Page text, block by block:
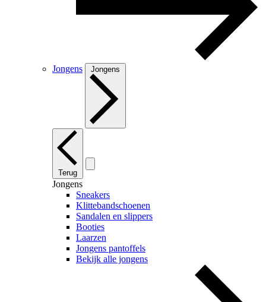
Jongens Jongens
Terug
Jongens
Sneakers
Klittebandschoenen
Sandalen en slippers
Booties
Laarzen
Jongens pantoffels
Bekijk alle jongens